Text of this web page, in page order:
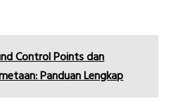
Control Points dan
Panduan Lengkap